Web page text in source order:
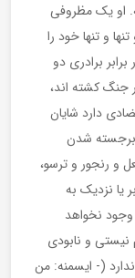
او یک مظروفی
و تنها خود را
برادری دو
جنگ کشته اند،
دارد شایان
برجسته شدن
و رنجور و ترسو،
یا نزدیک به
وجود نخواهد
نیستی و نابودی
(- ایسمنه: من